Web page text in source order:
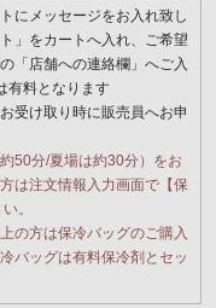
にメッセージをお入れ致し
」をカートへ入れ、ご希望
「店舗への連絡欄」へご入
有料となります
受け取り時に販売員へお申
50分/夏場は約30分）をお
は注文情報入力画面で【保
。
の方は保冷バッグのご購入
バッグは有料保冷剤とセッ